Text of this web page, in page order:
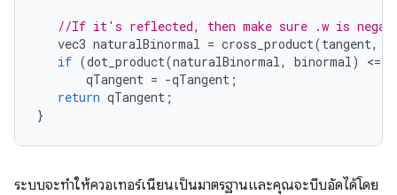
//If it's reflected, then make sure .w is
vec3 naturalBinormal = cross_product(tangent,
if (dot_product(naturalBinormal , binormal ) <=
qTangent = -qTangent ;
return qTangent ;
}
ระบบจะทำให้ควอเทอร์เนียนเป็นมาตรฐานและคุณจะบีบอัดได้โดย